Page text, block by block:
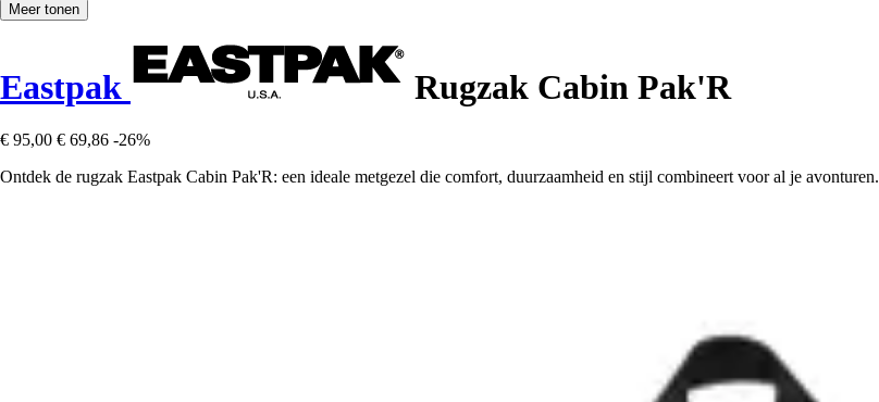
Meer tonen
Eastpak Rugzak Cabin Pak'R
€ 95,00 € 69,86 -26%
Ontdek de rugzak Eastpak Cabin Pak'R: een ideale metgezel die comfort, duurzaamheid en stijl combineert voor al je avonturen.